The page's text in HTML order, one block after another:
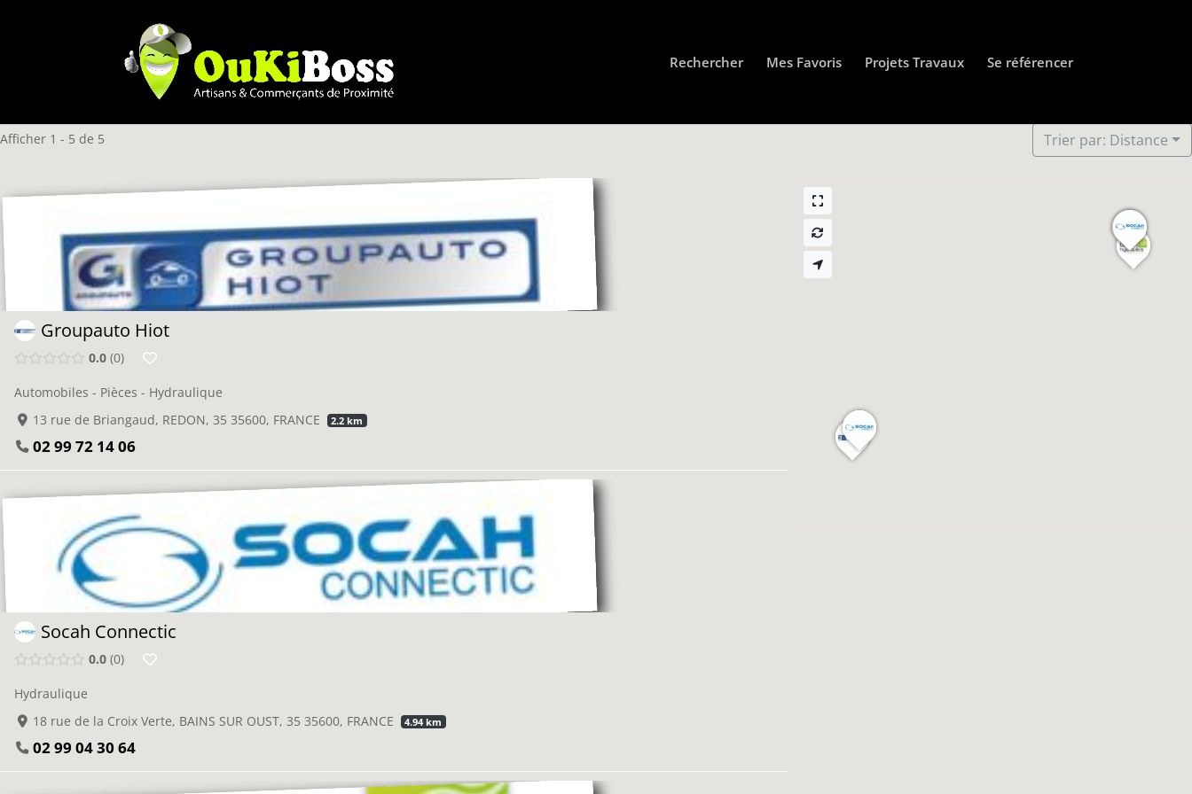
Rechercher Mes Favoris Projets Travaux Se référencer
Afficher 1 - 5 de 5 Trier par: Distance
Groupauto Hiot
0.0 0
Automobiles - Pièces - Hydraulique
13 rue de Briangaud, REDON, 35 35600, FRANCE
2.2 km
02 99 72 14 06
Socah Connectic
0.0 0
Hydraulique
18 rue de la Croix Verte, BAINS SUR OUST, 35 35600, FRANCE
4.94 km
02 99 04 30 64